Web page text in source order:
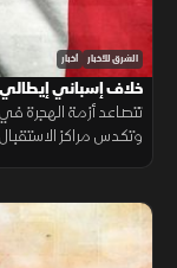
الشرق للأخبار أخبار
خلاف إسباني
تتصاعد أزمة الهجرة
وتكدس مراكز